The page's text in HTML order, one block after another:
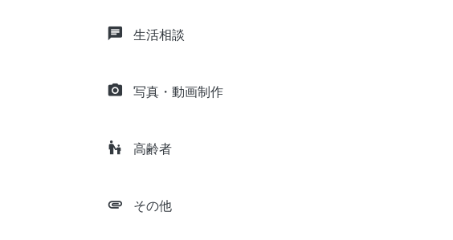
chat 生活相談
camera_alt 写真・動画制作
escalator_warning 高齢者
attachment その他